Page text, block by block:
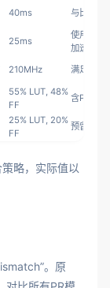
40ms 与比特流
25ms
使用
加速
210MHz
满足
55% LUT, 48%
FF
含PCIe、
25% LUT, 20%
FF
预留10%
略，实际值以
。原